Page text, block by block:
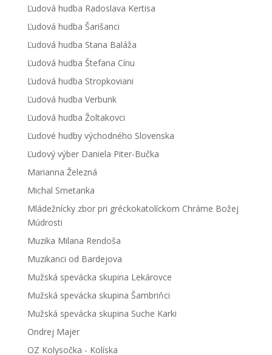
Ľudová hudba Radoslava Kertisa
Ľudová hudba Šarišanci
Ľudová hudba Stana Baláža
Ľudová hudba Štefana Cínu
Ľudová hudba Stropkoviani
Ľudová hudba Verbunk
Ľudová hudba Žoltakovci
Ľudové hudby východného Slovenska
Ľudový výber Daniela Piter-Bučka
Marianna Železná
Michal Smetanka
Mládežnícky zbor pri gréckokatolíckom Chráme Božej
Múdrosti
Muzika Milana Rendoša
Muzikanci od Bardejova
Mužská spevácka skupina Lekárovce
Mužská spevácka skupina Šambriňci
Mužská spevácka skupina Suche Karki
Ondrej Majer
OZ Kolysočka - Kolíska